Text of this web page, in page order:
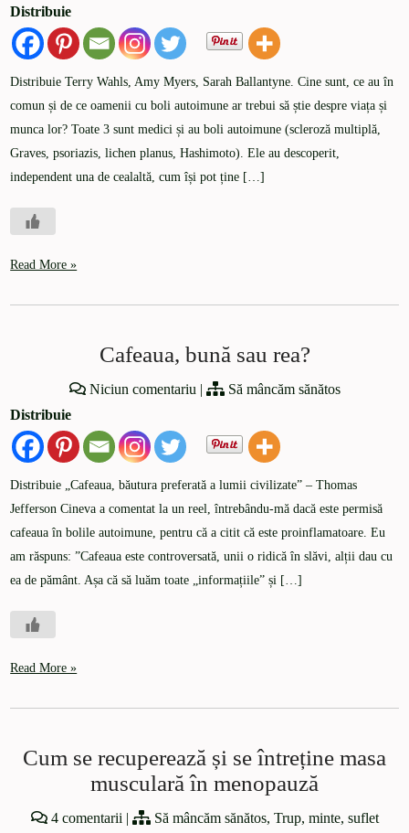
Distribuie
Distribuie Terry Wahls, Amy Myers, Sarah Ballantyne. Cine sunt, ce au în
comun și de ce oamenii cu boli autoimune ar trebui să știe despre viața și
munca lor? Toate 3 sunt medici și au boli autoimune (scleroză multiplă,
Graves, psoriazis, lichen planus, Hashimoto). Ele au descoperit,
independent una de cealaltă, cum își pot ține […]
Read More »
Cafeaua, bună sau rea?
Niciun comentariu |
Să mâncăm sănătos
Distribuie
Distribuie „Cafeaua, băutura preferată a lumii civilizate” – Thomas
Jefferson Cineva a comentat la un reel, întrebându-mă dacă este permisă
cafeaua în bolile autoimune, pentru că a citit că este proinflamatoare. Eu
am răspuns: ”Cafeaua este controversată, unii o ridică în slăvi, alții dau cu
ea de pământ. Așa că să luăm toate „informațiile” și […]
Read More »
Cum se recuperează și se întreține masa
musculară în menopauză
4 comentarii | Să mâncăm sănătos, Trup, minte, suflet